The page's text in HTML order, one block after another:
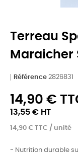
Terreau
Maraicher
Référence 2826831
14,90 €
13,55 € HT
14,90 € TTC / unité
- Nutrition durable